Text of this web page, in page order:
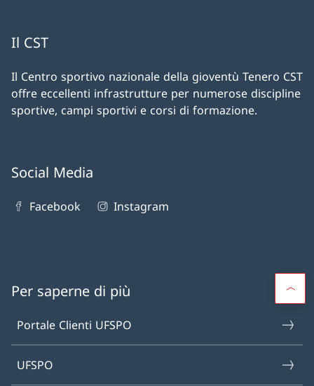
Il CST
Il Centro sportivo nazionale della gioventù Tenero CST
offre eccellenti infrastrutture per numerose discipline
sportive, campi sportivi e corsi di formazione.
Social Media
Facebook Instagram
Per saperne di più
Portale Clienti UFSPO
UFSPO